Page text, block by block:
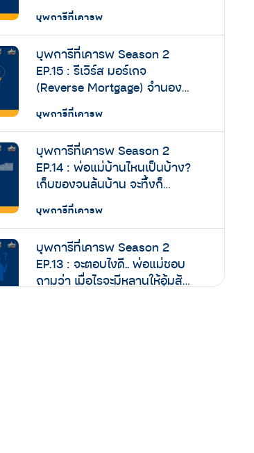
บุพการีที่เคารพ
บุพการีที่เคารพ Season 2
EP.15 : รีเวิร์ส มอร์เกจ
(Reverse Mortgage) จำนอง
บ้านแบบย้อนกลับ จะช่วยรับมือ
กับสังคมสูงวัยได้จริงไหม?
บุพการีที่เคารพ
บุพการีที่เคารพ Season 2
EP.14 : พ่อแม่บ้านไหนเป็นบ้าง?
เก็บของจนล้นบ้าน จะทิ้งก็
เสียดาย จะให้ก็แอบหวง
บุพการีที่เคารพ
บุพการีที่เคารพ Season 2
EP.13 : จะตอบไงดี.. พ่อแม่ชอบ
ถามว่า เมื่อไรจะมีหลานให้อุ้มสัก